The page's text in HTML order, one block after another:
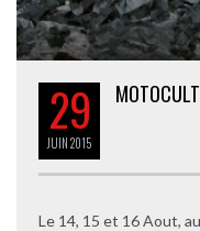
29
JUIN2015
Le 14, 15 et 16 Aout,